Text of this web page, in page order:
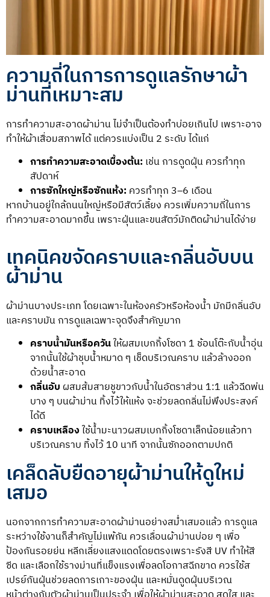
ความถี่ในการการดูแลรักษาผ้า
ม่านที่เหมาะสม
การทำความสะอาดผ้าม่าน ไม่จำเป็นต้องทำบ่อยเกินไป เพราะอาจ
ทำให้ผ้าเสื่อมสภาพได้ แต่ควรแบ่งเป็น 2 ระดับ ได้แก่
การทำความสะอาดเบื้องต้น: เช่น การดูดฝุ่น ควรทำทุก
สัปดาห์
การซักใหญ่หรือซักแห้ง: ควรทำทุก 3–6 เดือน
หากบ้านอยู่ใกล้ถนนใหญ่หรือมีสัตว์เลี้ยง ควรเพิ่มความถี่ในการ
ทำความสะอาดมากขึ้น เพราะฝุ่นและขนสัตว์มักติดผ้าม่านได้ง่าย
เทคนิคขจัดคราบและกลิ่นอับบน
ผ้าม่าน
ผ้าม่านบางประเภท โดยเฉพาะในห้องครัวหรือห้องน้ำ มักมีกลิ่นอับ
และคราบมัน การดูแลเฉพาะจุดจึงสำคัญมาก
คราบน้ำมันหรือควันให้ผสมเบกกิ้งโซดา 1 ช้อนโต๊ะกับน้ำอุ่น
จากนั้นใช้ผ้าชุบน้ำหมาด ๆ เช็ดบริเวณคราบ แล้วล้างออก
ด้วยน้ำสะอาด
กลิ่นอับ ผสมส้มสายชูขาวกับน้ำในอัตราส่วน 1:1 แล้วฉีดพ่น
บาง ๆ บนผ้าม่าน ทิ้งไว้ให้แห้ง จะช่วยลดกลิ่นไม่พึงประสงค์
ได้ดี
คราบเหลืองใช้น้ำมะนาวผสมเบกกิ้งโซดาเล็กน้อยแล้วทา
บริเวณคราบ ทิ้งไว้ 10 นาที จากนั้นซักออกตามปกติ
เคล็ดลับยืดอายุผ้าม่านให้ดูใหม่
เสมอ
นอกจากการทำความสะอาดผ้าม่านอย่างสม่ำเสมอแล้ว การดูแล
ระหว่างใช้งานก็สำคัญไม่แพ้กัน ควรเลื่อนผ้าม่านบ่อย ๆ เพื่อ
ป้องกันรอยย่น หลีกเลี่ยงแสงแดดโดยตรงเพราะรังสี UV ทำให้สี
ซีด และเลือกใช้รางม่านที่แข็งแรงเพื่อลดโอกาสฉีกขาด ควรใช้ส
เปรย์กันฝุ่นช่วยลดการเกาะของฝุ่น และหมั่นดูดฝุ่นบริเวณ